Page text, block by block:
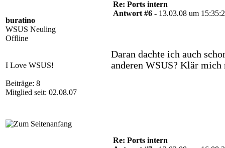
buratino
WSUS Neuling
Offline
I Love WSUS!
Beiträge: 8
Mitglied seit: 02.08.07
Re: Ports intern
Antwort #6 - 13.03.08 um
Daran dachte ich auch
anderen WSUS? Klär
Re: Ports intern